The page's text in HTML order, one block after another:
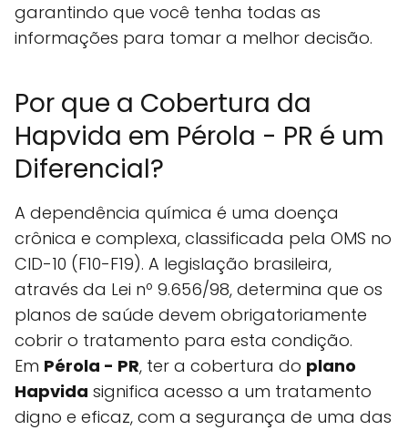
garantindo que você tenha todas as
informações para tomar a melhor decisão.
Por que a Cobertura da
Hapvida em Pérola - PR é um
Diferencial?
A dependência química é uma doença
crônica e complexa, classificada pela OMS no
CID-10 (F10-F19). A legislação brasileira,
através da Lei nº 9.656/98, determina que os
planos de saúde devem obrigatoriamente
cobrir o tratamento para esta condição.
Em Pérola - PR, ter a cobertura do plano
Hapvida significa acesso a um tratamento
digno e eficaz, com a segurança de uma das